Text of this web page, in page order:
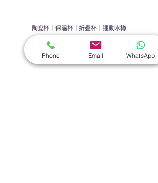
陶瓷杯｜ 保溫杯｜ 折疊杯｜ 運動水樽
直傘 ｜傘袋
Phone Email WhatsApp